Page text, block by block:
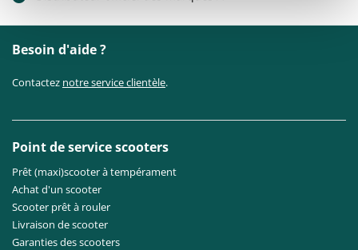
Besoin d'aide ?
Contactez notre service clientèle.
Point de service scooters
Prêt (maxi)scooter à tempérament
Achat d'un scooter
Scooter prêt à rouler
Livraison de scooter
Garanties des scooters